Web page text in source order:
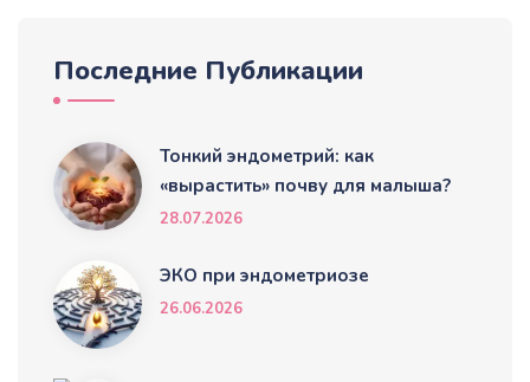
Последние Публикации
Тонкий эндометрий: как
«вырастить» почву для малыша?
28.07.2026
ЭКО при эндометриозе
26.06.2026